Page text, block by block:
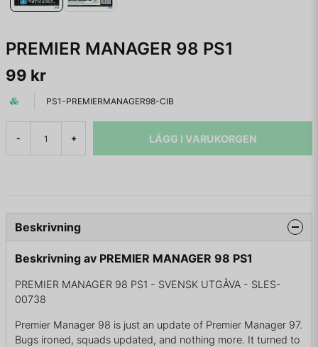
PREMIER MANAGER 98 PS1
99 kr
PS1-PREMIERMANAGER98-CIB
- + LÄGG I VARUKORGEN
Beskrivning
Beskrivning av PREMIER MANAGER 98 PS1
PREMIER MANAGER 98 PS1 - SVENSK UTGÅVA - SLES-
00738
Premier Manager 98 is just an update of Premier Manager 97.
Bugs ironed, squads updated, and nothing more. It turned to